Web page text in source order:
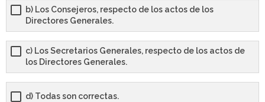
b) Los Consejeros, respecto de los actos de los
Directores Generales.
c) Los Secretarios Generales, respecto de los actos de
los Directores Generales.
d) Todas son correctas.